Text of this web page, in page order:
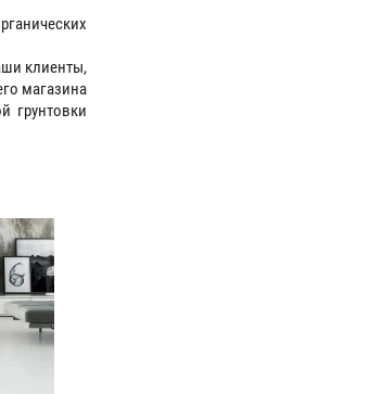
клиенты,
магазина
грунтовки